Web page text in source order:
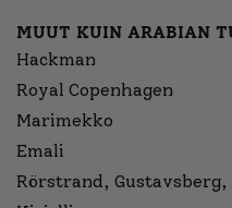
MUUT KUIN ARABIAN
Hackman
Royal Copenhagen
Marimekko
Emali
Rörstrand, Gustavsberg,